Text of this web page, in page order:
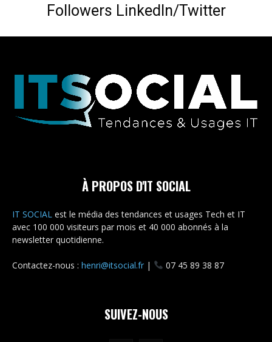
Followers LinkedIn/Twitter
À PROPOS D'IT SOCIAL
IT SOCIAL est le média des tendances et usages Tech et IT
avec 100 000 visiteurs par mois et 40 000 abonnés à la
newsletter quotidienne.
Contactez-nous : henri@itsocial.fr | 07 45 89 38 87
SUIVEZ-NOUS